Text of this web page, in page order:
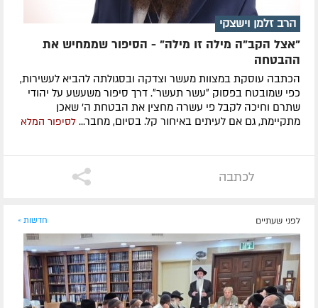
הרב זלמן וישצקי
"אצל הקב"ה מילה זו מילה" - הסיפור שממחיש את
ההבטחה
הכתבה עוסקת במצוות מעשר וצדקה ובסגולתה להביא לעשירות,
כפי שמובטח בפסוק ״עשר תעשר״. דרך סיפור משעשע על יהודי
שתרם וחיכה לקבל פי עשרה מחצין את הבטחת ה' שאכן
מתקיימת, גם אם לעיתים באיחור קל. בסיום, מחבר... לסיפור המלא
לכתבה
לפני שעתיים חדשות »